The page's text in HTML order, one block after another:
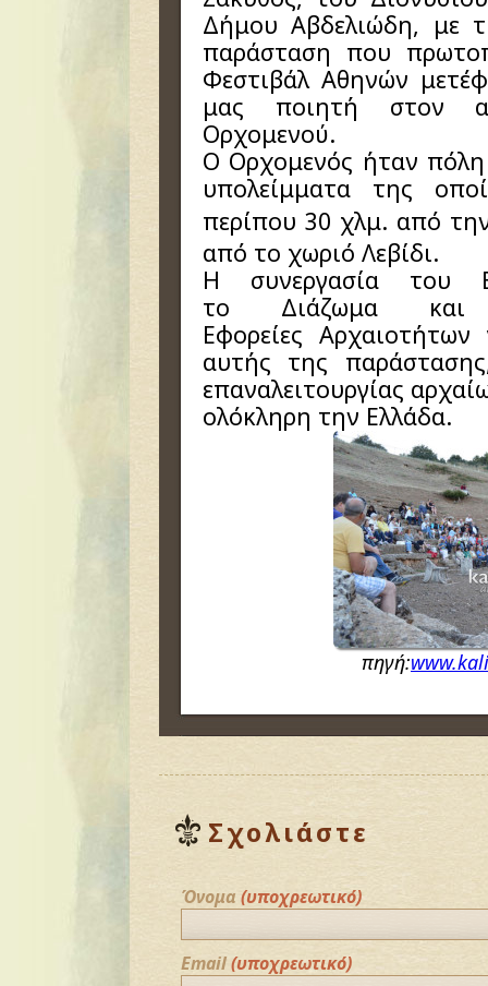
Δήμου Αβδελιώδη, με
παράσταση που
Φεστιβάλ Αθηνών
μας ποιητή στον
Ορχομενού.
Ο Ορχομενός ήταν
υπολείμματα της
περίπου 30 χλμ. από
από το χωριό Λεβίδι.
Η συνεργασία του
το Διάζωμα
Εφορείες
αυτής της
επαναλειτουργίας
ολόκληρη την Ελλάδα.
πηγή:
Σχολιάστε
Όνομα (υποχρεωτικό)
Email(υποχρεωτικό)